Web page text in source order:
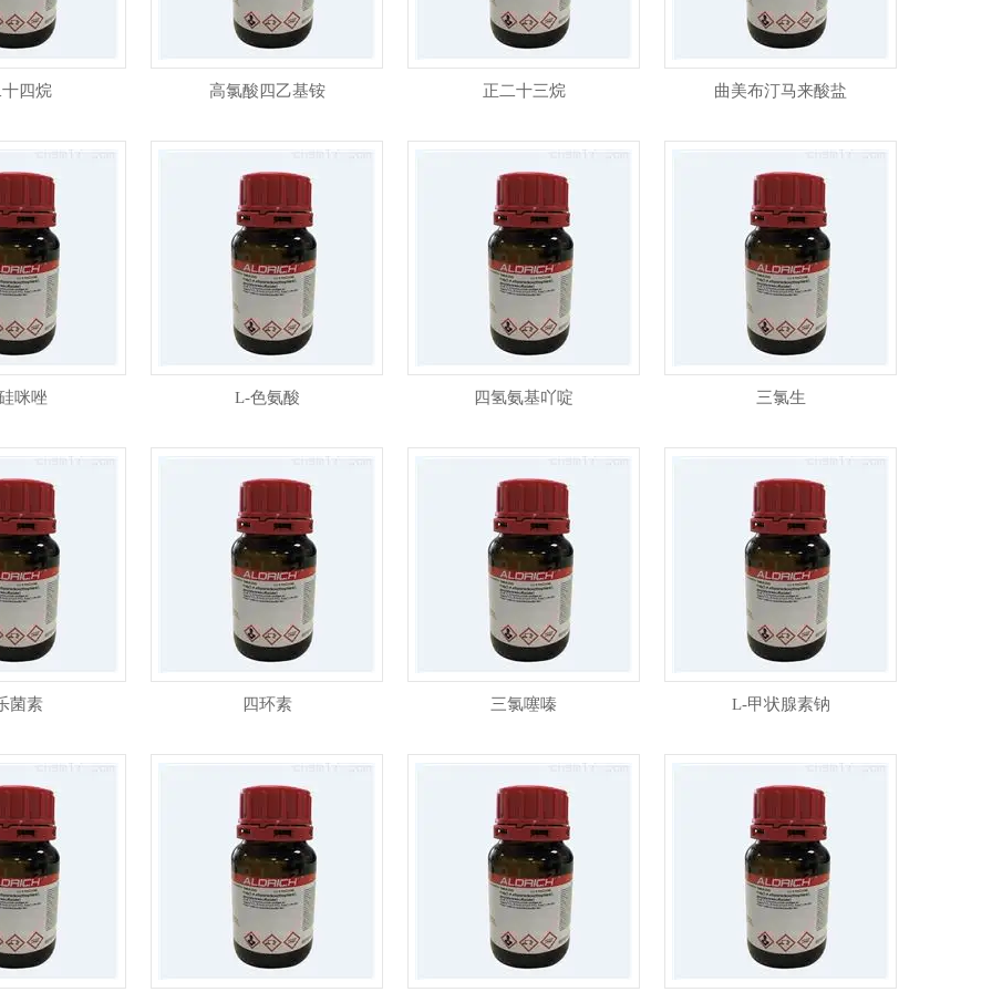
四烷 高氯酸四乙基铵 正二十三烷 曲美布汀马来酸盐
咪唑 L-色氨酸 四氢氨基吖啶 三氯生
菌素 四环素 三氯噻嗪 L-甲状腺素钠